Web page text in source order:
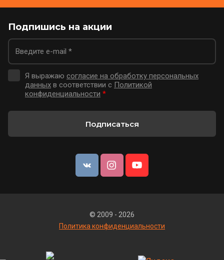
Подпишись на акции
Я выражаю согласие на обработку персональных
данных в соответствии с Политикой
конфиденциальности *
Подписаться
© 2009 - 2026
Политика конфиденциальности